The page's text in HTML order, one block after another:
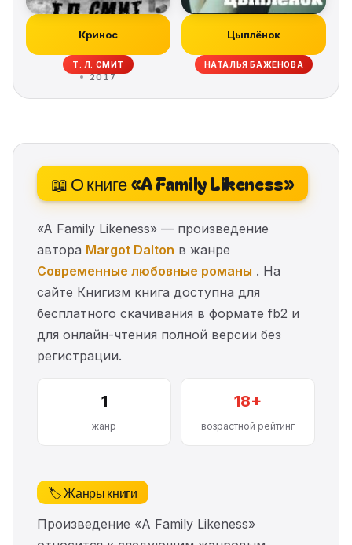
Кринос
Т. Л. СМИТ
2017
Цыплёнок
НАТАЛЬЯ БАЖЕНОВА
📖 О книге «A Family Likeness»
«A Family Likeness» — произведение
автора Margot Dalton в жанре
Современные любовные романы . На
сайте Книгизм книга доступна для
бесплатного скачивания в формате fb2 и
для онлайн-чтения полной версии без
регистрации.
1
жанр
18+
возрастной рейтинг
🏷️ Жанры книги
Произведение «A Family Likeness»